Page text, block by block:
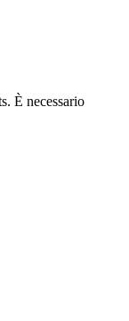
È necessario